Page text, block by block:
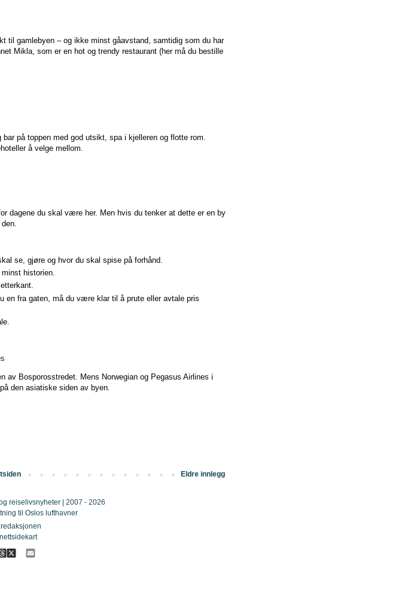
til gamlebyen – og ikke minst gåavstand, samtidig som du har
Mikla, som er en hot og trendy restaurant (her må du bestille
bar på toppen med god utsikt, spa i kjelleren og flotte rom.
å velge mellom.
dagene du skal være her. Men hvis du tenker at dette er en by
se, gjøre og hvor du skal spise på forhånd.
historien.
en fra gaten, må du være klar til å prute eller avtale pris
av Bosporosstredet. Mens Norwegian og Pegasus Airlines i
den asiatiske siden av byen.
Eldre innlegg
reiselivsnyheter | 2007 - 2026
til Oslos lufthavner
nettsidekart